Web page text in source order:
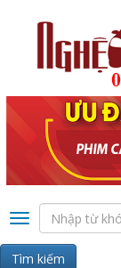
Toggle
navigation
Tìm kiếm